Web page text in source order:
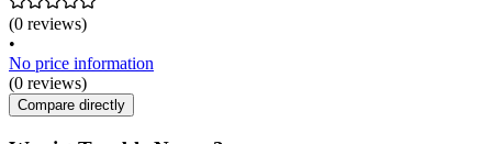
(0 reviews)
•
No price information
(0 reviews)
Compare directly